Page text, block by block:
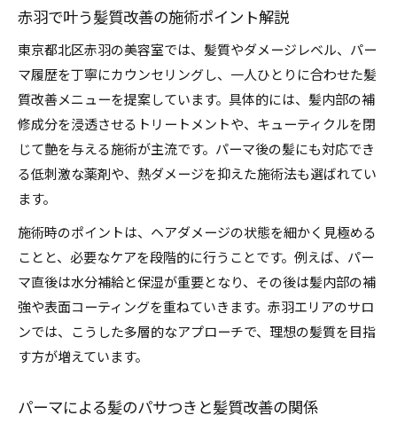
髪質改善でダメージ悩みを根本からケア
パーマ後のダメージ対策と髪質改善の基本
キューティクル損傷に効く髪質改善セルフケア
髪質改善で実感するダメージ回復のプロセス
毎日のセルフケアで防ぐ髪の傷みと髪質改善
美髪を目指す人に役立つパーマ後の知識
キューティクル保護のための髪質改善法
セルフケアで差がつくパーマ後の髪質改善
美髪を保つ髪質改善と食事や生活の関係
赤羽で叶う髪質改善の施術ポイント解説
東京都北区赤羽の美容室では、髪質やダメージレベル、パー
マ履歴を丁寧にカウンセリングし、一人ひとりに合わせた髪
質改善メニューを提案しています。具体的には、髪内部の補
修成分を浸透させるトリートメントや、キューティクルを閉
じて艶を与える施術が主流です。パーマ後の髪にも対応でき
る低刺激な薬剤や、熱ダメージを抑えた施術法も選ばれてい
ます。
施術時のポイントは、ヘアダメージの状態を細かく見極める
ことと、必要なケアを段階的に行うことです。例えば、パー
マ直後は水分補給と保湿が重要となり、その後は髪内部の補
強や表面コーティングを重ねていきます。赤羽エリアのサロ
ンでは、こうした多層的なアプローチで、理想の髪質を目指
す方が増えています。
パーマによる髪のパサつきと髪質改善の関係